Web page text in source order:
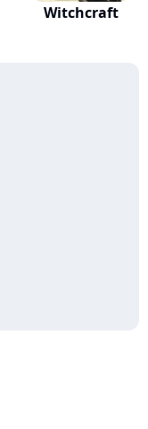
Witchcraft